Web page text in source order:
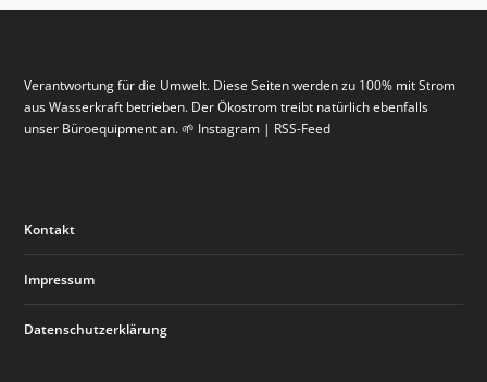
Verantwortung für die Umwelt. Diese Seiten werden zu 100% mit Strom
aus Wasserkraft betrieben. Der Ökostrom treibt natürlich ebenfalls
unser Büroequipment an. 🌱 Instagram | RSS-Feed
Kontakt
Impressum
Datenschutzerklärung